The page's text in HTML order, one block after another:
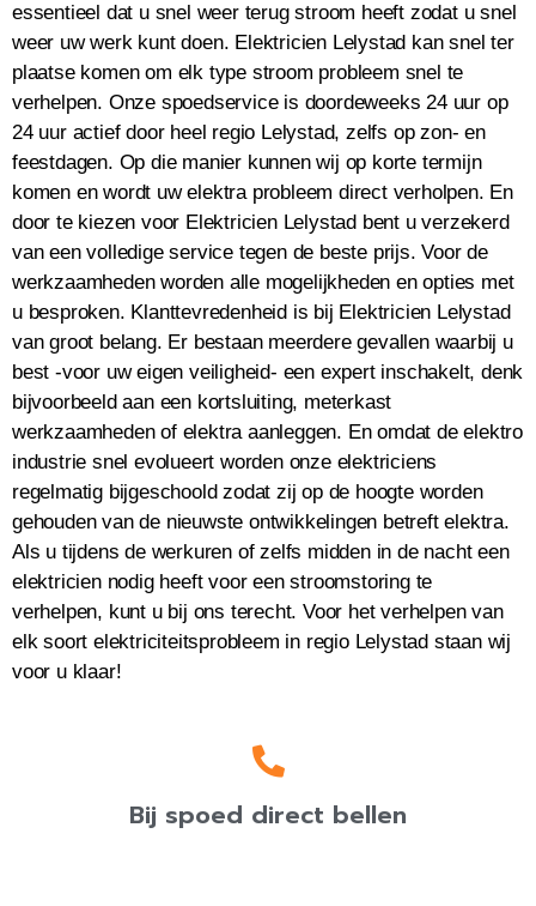
essentieel dat u snel weer terug stroom heeft zodat u snel
weer uw werk kunt doen. Elektricien Lelystad kan snel ter
plaatse komen om elk type stroom probleem snel te
verhelpen. Onze spoedservice is doordeweeks 24 uur op
24 uur actief door heel regio Lelystad, zelfs op zon- en
feestdagen. Op die manier kunnen wij op korte termijn
komen en wordt uw elektra probleem direct verholpen. En
door te kiezen voor Elektricien Lelystad bent u verzekerd
van een volledige service tegen de beste prijs. Voor de
werkzaamheden worden alle mogelijkheden en opties met
u besproken. Klanttevredenheid is bij Elektricien Lelystad
van groot belang. Er bestaan meerdere gevallen waarbij u
best -voor uw eigen veiligheid- een expert inschakelt, denk
bijvoorbeeld aan een kortsluiting, meterkast
werkzaamheden of elektra aanleggen. En omdat de elektro
industrie snel evolueert worden onze elektriciens
regelmatig bijgeschoold zodat zij op de hoogte worden
gehouden van de nieuwste ontwikkelingen betreft elektra.
Als u tijdens de werkuren of zelfs midden in de nacht een
elektricien nodig heeft voor een stroomstoring te
verhelpen, kunt u bij ons terecht. Voor het verhelpen van
elk soort elektriciteitsprobleem in regio Lelystad staan wij
voor u klaar!
Bij spoed direct bellen